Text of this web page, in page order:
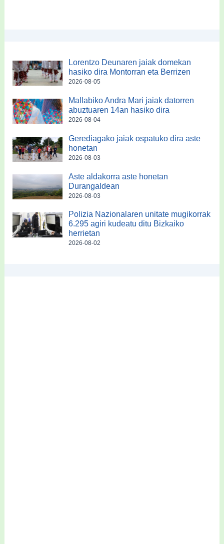
Lorentzo Deunaren jaiak domekan
hasiko dira Montorran eta Berrizen
2026-08-05
Mallabiko Andra Mari jaiak datorren
abuztuaren 14an hasiko dira
2026-08-04
Gerediagako jaiak ospatuko dira aste
honetan
2026-08-03
Aste aldakorra aste honetan
Durangaldean
2026-08-03
Polizia Nazionalaren unitate mugikorrak
6.295 agiri kudeatu ditu Bizkaiko
herrietan
2026-08-02